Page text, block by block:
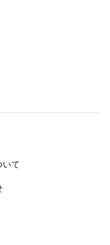
いて